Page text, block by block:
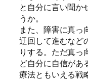
と自分に言い聞か
うか。
また、障害に真っ
迂回して進むなど
りする。ただ真っ
ど自分に自信があ
療法ともいえる戦